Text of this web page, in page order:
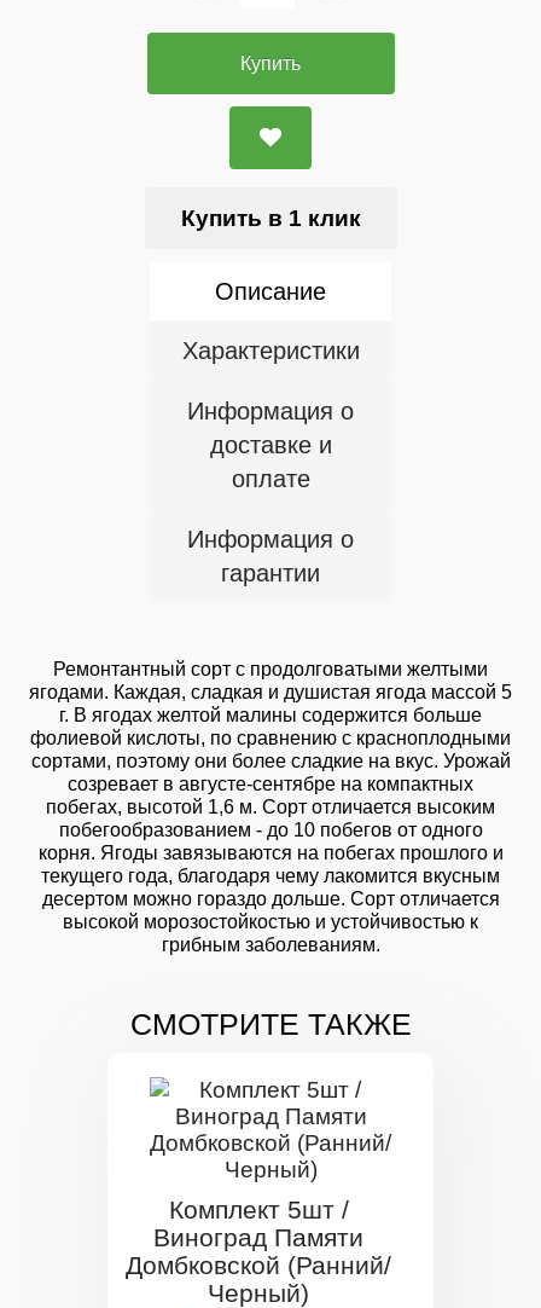
Купить
Купить в 1 клик
Описание
Характеристики
Информация о
доставке и
оплате
Информация о
гарантии
Ремонтантный сорт с продолговатыми желтыми
ягодами. Каждая, сладкая и душистая ягода массой 5
г. В ягодах желтой малины содержится больше
фолиевой кислоты, по сравнению с красноплодными
сортами, поэтому они более сладкие на вкус. Урожай
созревает в августе-сентябре на компактных
побегах, высотой 1,6 м. Сорт отличается высоким
побегообразованием - до 10 побегов от одного
корня. Ягоды завязываются на побегах прошлого и
текущего года, благодаря чему лакомится вкусным
десертом можно гораздо дольше. Сорт отличается
высокой морозостойкостью и устойчивостью к
грибным заболеваниям.
СМОТРИТЕ ТАКЖЕ
Комплект 5шт /
Виноград Памяти
Домбковской (Ранний/
Черный)